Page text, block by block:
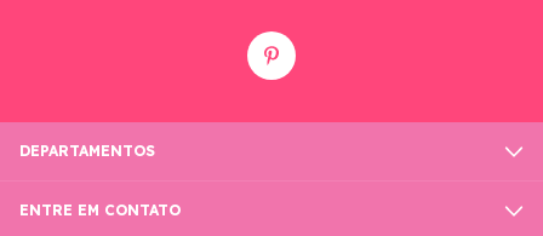
DEPARTAMENTOS
ENTRE EM CONTATO